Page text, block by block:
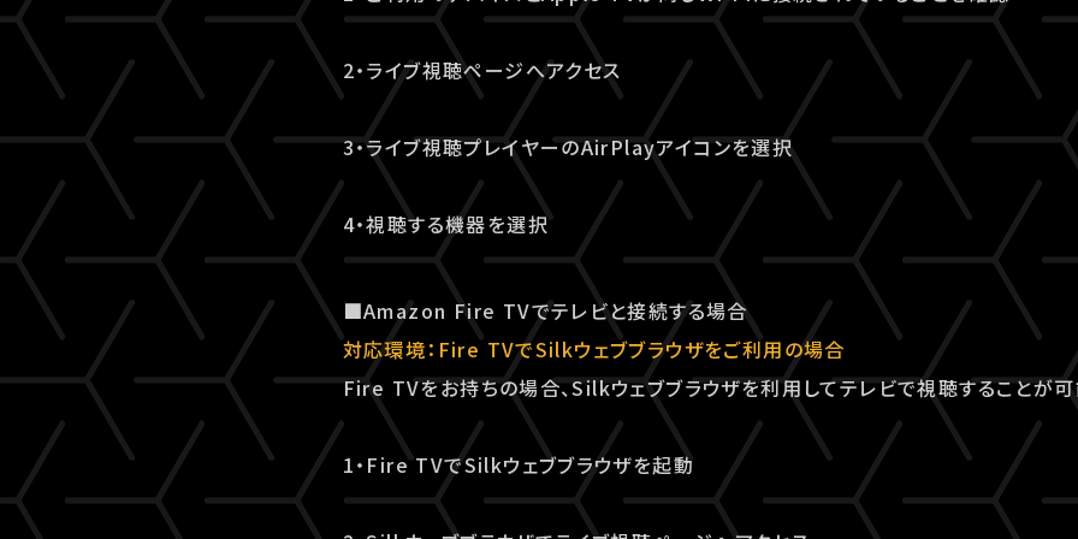
2・ライブ視聴ページへアクセス
3・ライブ視聴プレイヤーのAirPlayアイコンを選択
4・視聴する機器を選択
■Amazon Fire TVでテレビと接続する場合
対応環境：Fire TVでSilkウェブブラウザをご利用の場合
Fire TVをお持ちの場合、Silkウェブブラウザを利用してテレビで視聴することが可
1・Fire TVでSilkウェブブラウザを起動